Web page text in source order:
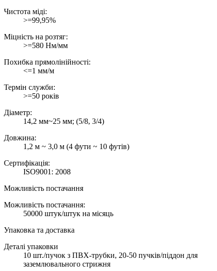
Чистота міді:
>=99,95%
Міцність на розтяг:
>=580 Нм/мм
Похибка прямолінійності:
<=1 мм/м
Термін служби:
>=50 років
Діаметр:
14,2 мм~25 мм; (5/8, 3/4)
Довжина:
1,2 м ~ 3,0 м (4 фути ~ 10 футів)
Сертифікація:
ISO9001: 2008
Можливість постачання
Можливість постачання:
50000 штук/штук на місяць
Упаковка та доставка
Деталі упаковки
10 шт./пучок з ПВХ-трубки, 20-50 пучків/піддон для
заземлювального стрижня